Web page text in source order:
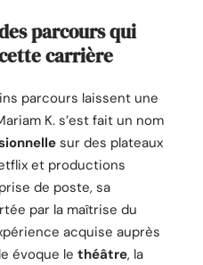
parcours qui
carrière
parcours laissent une
K. s’est fait un nom
sur des plateaux
et productions
de poste, sa
par la maîtrise du
acquise auprès
évoque le théâtre, la